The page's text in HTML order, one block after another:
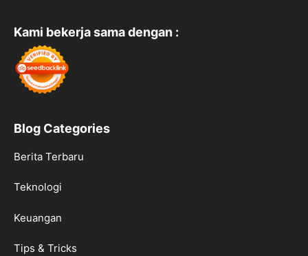
Kami bekerja sama dengan :
Blog Categories
Berita Terbaru
Teknologi
Keuangan
Tips & Tricks